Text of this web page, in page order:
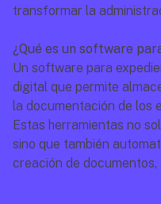
transformar la
¿Qué es un software
Un software para
digital que permite
la documentación de los
Estas herramientas no
sino que también
creación de